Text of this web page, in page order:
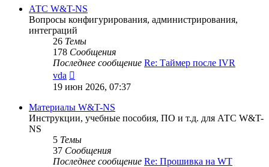
сообщению
АТС W&T-NS
Вопросы конфигурирования, администрирования,
интеграций
26 Темы
178 Сообщения
Последнее сообщение Re: Таймер после IVR
vda
к
последнему
сообщению
19 июн 2026, 07:37
Материалы W&T-NS
Инструкции, учебные пособия, ПО и т.д. для АТС W&T-
NS
5 Темы
37 Сообщения
Последнее сообщение Re: Прошивка на WT